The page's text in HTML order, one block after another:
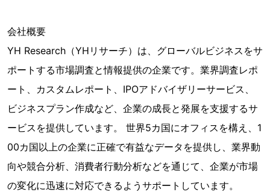
会社概要
YH Research（YHリサーチ）は、グローバルビジネスをサ
ポートする市場調査と情報提供の企業です。業界調査レポ
ート、カスタムレポート、IPOアドバイザリーサービス、
ビジネスプラン作成など、企業の成長と発展を支援するサ
ービスを提供しています。 世界5カ国にオフィスを構え、1
00カ国以上の企業に正確で有益なデータを提供し、業界動
向や競合分析、消費者行動分析などを通じて、企業が市場
の変化に迅速に対応できるようサポートしています。